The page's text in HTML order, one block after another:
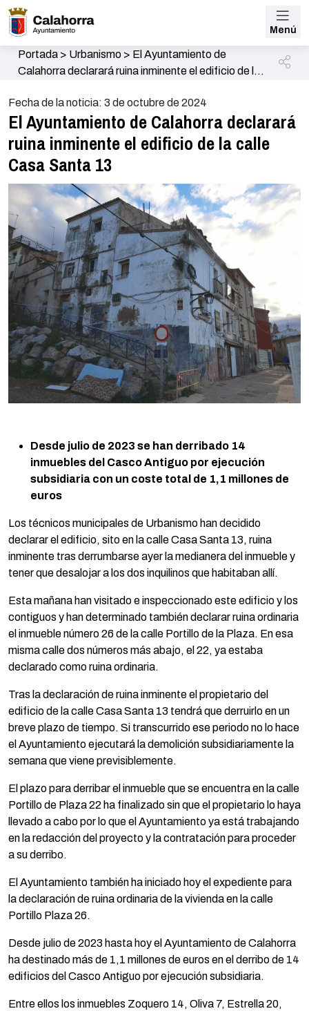
Menú
Portada> Urbanismo> El Ayuntamiento de
Calahorra declarará ruina inminente el edificio de la
Fecha de la noticia: 3 de octubre de 2024
El Ayuntamiento de Calahorra declarará
ruina inminente el edificio de la calle
Casa Santa 13
Desde julio de 2023 se han derribado 14
inmuebles del Casco Antiguo por ejecución
subsidiaria con un coste total de 1,1 millones de
euros
Los técnicos municipales de Urbanismo han decidido
declarar el edificio, sito en la calle Casa Santa 13, ruina
inminente tras derrumbarse ayer la medianera del inmueble y
tener que desalojar a los dos inquilinos que habitaban allí.
Esta mañana han visitado e inspeccionado este edificio y los
contiguos y han determinado también declarar ruina ordinaria
el inmueble número 26 de la calle Portillo de la Plaza. En esa
misma calle dos números más abajo, el 22, ya estaba
declarado como ruina ordinaria.
Tras la declaración de ruina inminente el propietario del
edificio de la calle Casa Santa 13 tendrá que derruirlo en un
breve plazo de tiempo. Si transcurrido ese periodo no lo hace
el Ayuntamiento ejecutará la demolición subsidiariamente la
semana que viene previsiblemente.
El plazo para derribar el inmueble que se encuentra en la calle
Portillo de Plaza 22 ha finalizado sin que el propietario lo haya
llevado a cabo por lo que el Ayuntamiento ya está trabajando
en la redacción del proyecto y la contratación para proceder
a su derribo.
El Ayuntamiento también ha iniciado hoy el expediente para
la declaración de ruina ordinaria de la vivienda en la calle
Portillo Plaza 26.
Desde julio de 2023 hasta hoy el Ayuntamiento de Calahorra
ha destinado más de 1,1 millones de euros en el derribo de 14
edificios del Casco Antiguo por ejecución subsidiaria.
Entre ellos los inmuebles Zoquero 14, Oliva 7, Estrella 20,